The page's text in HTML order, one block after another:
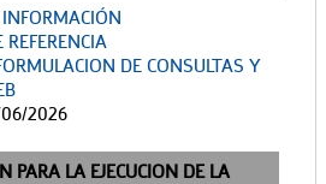
DE CONSULTAS Y
2026
PARA LA EJECUCION DE LA